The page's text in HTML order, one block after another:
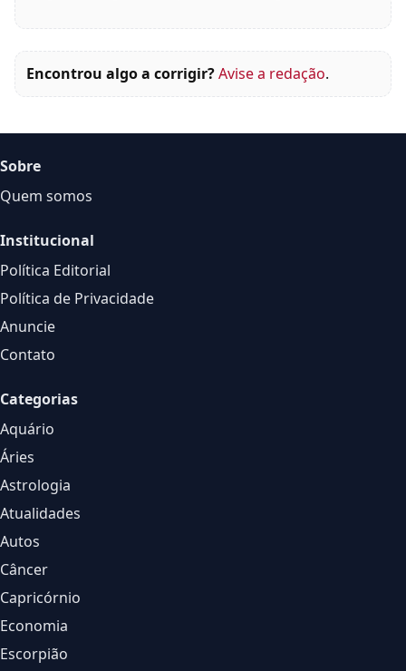
Encontrou algo a corrigir?Avise a redação.
Sobre
Quem somos
Institucional
Política Editorial
Política de Privacidade
Anuncie
Contato
Categorias
Aquário
Áries
Astrologia
Atualidades
Autos
Câncer
Capricórnio
Economia
Escorpião